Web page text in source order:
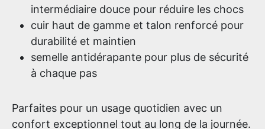
intermédiaire douce pour réduire les chocs
cuir haut de gamme et talon renforcé pour
durabilité et maintien
semelle antidérapante pour plus de sécurité
à chaque pas
Parfaites pour un usage quotidien avec un
confort exceptionnel tout au long de la journée.